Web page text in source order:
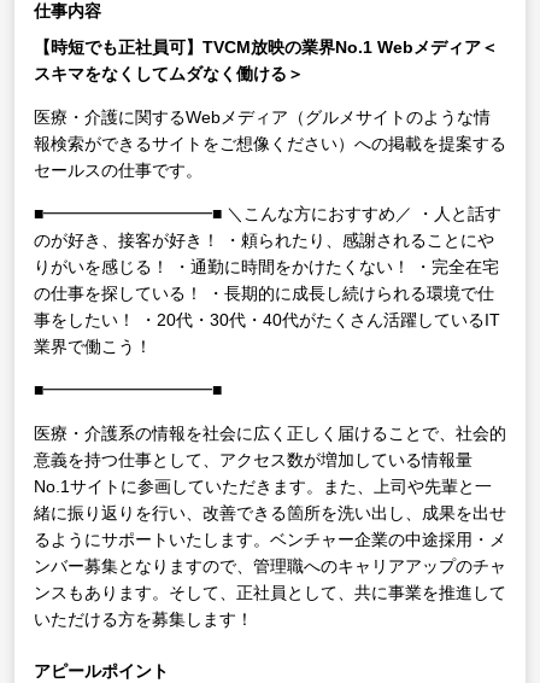
仕事内容
【時短でも正社員可】TVCM放映の業界No.1 Webメディア＜
スキマをなくしてムダなく働ける＞
医療・介護に関するWebメディア（グルメサイトのような情
報検索ができるサイトをご想像ください）への掲載を提案する
セールスの仕事です。
■━━━━━━━━━━■ ＼こんな方におすすめ／
・人と話す
のが好き、接客が好き！
・頼られたり、感謝されることにや
りがいを感じる！
・通勤に時間をかけたくない！
・完全在宅
の仕事を探している！
・長期的に成長し続けられる環境で仕
事をしたい！
・20代・30代・40代がたくさん活躍しているIT
業界で働こう！
■━━━━━━━━━━■
医療・介護系の情報を社会に広く正しく届けることで、社会的
意義を持つ仕事として、アクセス数が増加している情報量
No.1サイトに参画していただきます。また、上司や先輩と一
緒に振り返りを行い、改善できる箇所を洗い出し、成果を出せ
るようにサポートいたします。ベンチャー企業の中途採用・メ
ンバー募集となりますので、管理職へのキャリアアップのチャ
ンスもあります。そして、正社員として、共に事業を推進して
いただける方を募集します！
アピールポイント